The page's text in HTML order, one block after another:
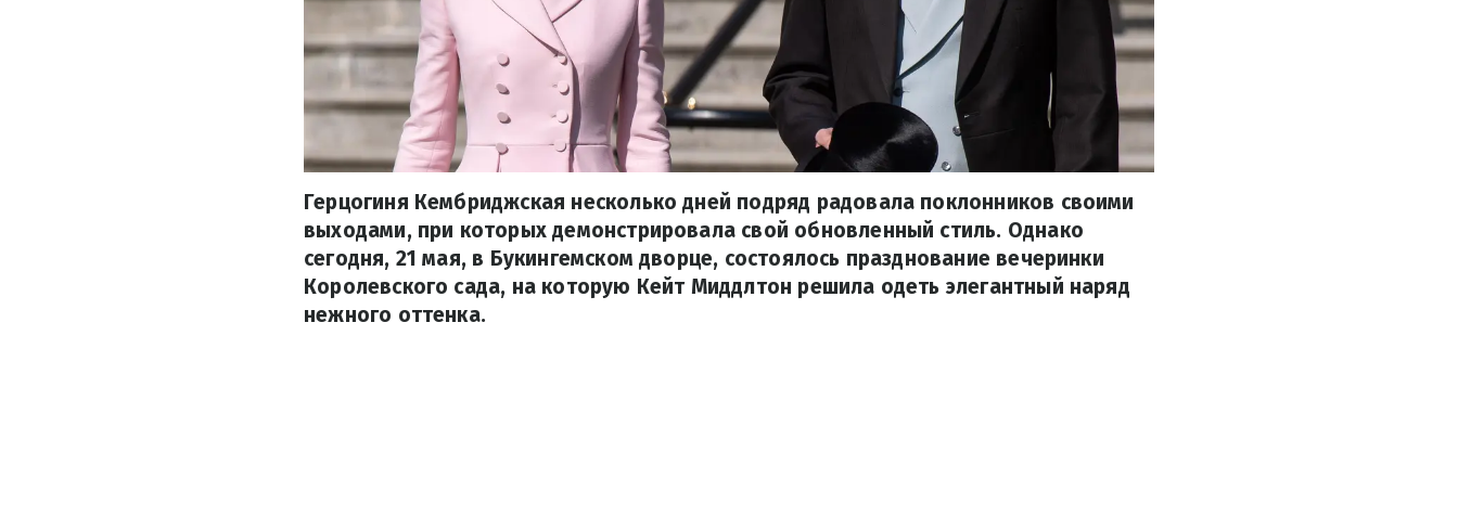
Герцогиня Кембриджская несколько дней подряд радовала поклонников своими
выходами, при которых демонстрировала свой обновленный стиль. Однако
сегодня, 21 мая, в Букингемском дворце, состоялось празднование вечеринки
Королевского сада, на которую Кейт Миддлтон решила одеть элегантный наряд
нежного оттенка.